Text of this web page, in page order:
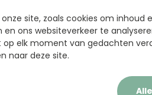
23,95
site, zoals cookies om inhoud
ons websiteverkeer te
op elk moment van gedachten
naar deze site.